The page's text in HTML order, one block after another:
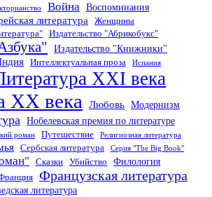
Война Воспоминания
литература
Женщины
Издательство "Абрикобукс"
Издательство "Книжники"
Интеллектуальная проза Испания
XXI века
XX века Любовь Модернизм
Нобелевская премия по литературе
роман Путешествие Религиозная литература
Сербская литература Серия "The Big Book"
Сказки Убийство
Филология
Французская литература
литература